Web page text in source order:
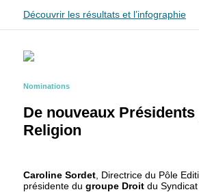
Découvrir les résultats et l’infographie
Nominations
De nouveaux
Religion
Caroline Sordet, Directrice du Pôle
présidente du groupe Droitdu Syndicat